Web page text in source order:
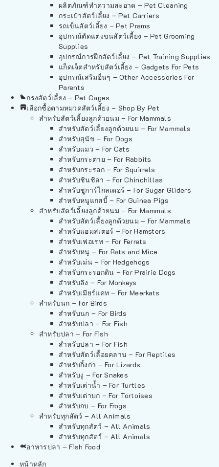
ผลิตภัณฑ์ทำความสะอาด – Pet Cleaning
กระเป๋าสัตว์เลี้ยง – Pet Carriers
รถเข็นสัตว์เลี้ยง – Pet Prams
อุปกรณ์ตัดแต่งขนสัตว์เลี้ยง – Pet Grooming
Supplies
อุปกรณ์การฝึกสัตว์เลี้ยง – Pet Training Supplies
แก็ดเจ็ตสำหรับสัตว์เลี้ยง – Gadgets For Pets
อุปกรณ์เสริมอื่นๆ – Other Accessories For
Parents
กรงสัตว์เลี้ยง – Pet Cages
เลือกซื้อตามหมวดสัตว์เลี้ยง – Shop By Pet
สำหรับสัตว์เลี้ยงลูกด้วยนม – For Mammals
สำหรับสัตว์เลี้ยงลูกด้วยนม – For Mammals
สำหรับสุนัข – For Dogs
สำหรับแมว – For Cats
สำหรับกระต่าย – For Rabbits
สำหรับกระรอก – For Squirrels
สำหรับชินชิล่า – For Chinchillas
สำหรับชูการ์ไกลเดอร์ – For Sugar Gliders
สำหรับหนูแกสบี้ – For Guinea Pigs
สำหรับสัตว์เลี้ยงลูกด้วยนม – For Mammals
สำหรับสัตว์เลี้ยงลูกด้วยนม – For Mammals
สำหรับแฮมสเตอร์ – For Hamsters
สำหรับเฟอเรท – For Ferrets
สำหรับหนู – For Rats and Mice
สำหรับเม่น – For Hedgehogs
สำหรับกระรอกดิน – For Prairie Dogs
สำหรับลิง – For Monkeys
สำหรับเมียร์แคท – For Meerkats
สำหรับนก – For Birds
สำหรับนก – For Birds
สำหรับปลา – For Fish
สำหรับปลา – For Fish
สำหรับปลา – For Fish
สำหรับสัตว์เลื้อยคลาน – For Reptiles
สำหรับกิ้งก่า – For Lizards
สำหรับงู – For Snakes
สำหรับเต่าน้ำ – For Turtles
สำหรับเต่าบก – For Tortoises
สำหรับกบ – For Frogs
สำหรับทุกสัตว์ – All Animals
สำหรับทุกสัตว์ – All Animals
สำหรับทุกสัตว์ – All Animals
อาหารปลา – Fish Food
หน้าหลัก